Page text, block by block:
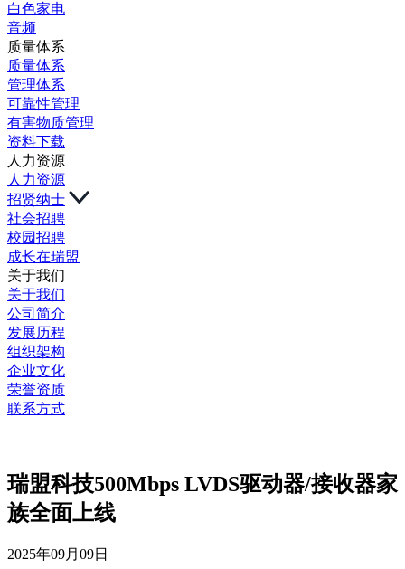
白色家电
音频
质量体系
质量体系
管理体系
可靠性管理
有害物质管理
资料下载
人力资源
人力资源
招贤纳士
社会招聘
校园招聘
成长在瑞盟
关于我们
关于我们
公司简介
发展历程
组织架构
企业文化
荣誉资质
联系方式
瑞盟科技500Mbps LVDS驱动器/接收器家
族全面上线
2025年09月09日